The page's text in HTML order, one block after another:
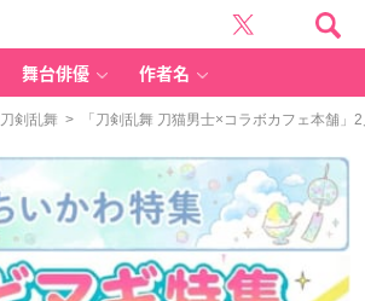
舞台俳優 作者名
刀剣乱舞 > 「刀剣乱舞 刀猫男士×コラボカフェ本舗」